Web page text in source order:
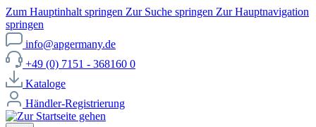
Zum Hauptinhalt springen Zur Suche springen Zur Hauptnavigation
springen
info@apgermany.de
+49 (0) 7151 - 368160 0
Kataloge
Händler-Registrierung